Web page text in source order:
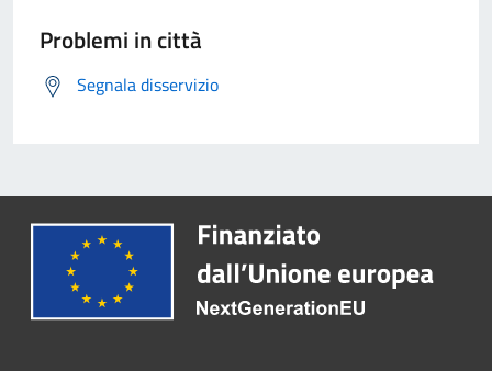
Problemi in città
Segnala disservizio